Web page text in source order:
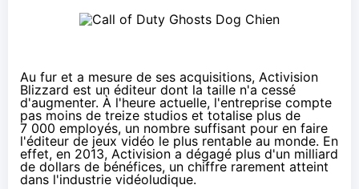
Au fur et a mesure de ses acquisitions, Activision
Blizzard est un éditeur dont la taille n'a cessé
d'augmenter. À l'heure actuelle, l'entreprise compte
pas moins de treize studios et totalise plus de
7 000 employés, un nombre suffisant pour en faire
l'éditeur de jeux vidéo le plus rentable au monde. En
effet, en 2013, Activision a dégagé plus d'un milliard
de dollars de bénéfices, un chiffre rarement atteint
dans l'industrie vidéoludique.